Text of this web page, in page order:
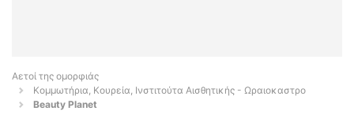
Αετοί της ομορφιάς
Κομμωτήρια, Κουρεία, Ινστιτούτα Αισθητικής - Ωραιοκαστρο
Beauty Planet